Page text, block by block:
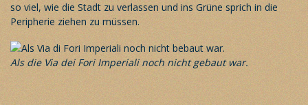
so viel, wie die Stadt zu verlassen und ins Grüne sprich in die
Peripherie ziehen zu müssen.
Als die Via dei Fori Imperiali noch nicht gebaut war.